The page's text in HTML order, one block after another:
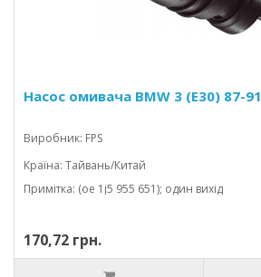
Насос омивача BMW 3 (E30) 87-91
Виробник: FPS
Країна: Тайвань/Китай
Примітка: (oe 1j5 955 651); один вихід
170,72 грн.